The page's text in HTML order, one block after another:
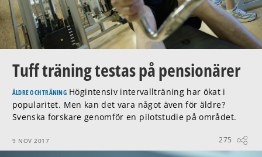
Tuff träning testas på pensionärer
ÄLDRE OCH TRÄNINGHögintensiv intervallträning har ökat i
popularitet. Men kan det vara något även för äldre?
Svenska forskare genomför en pilotstudie på området.
9 NOV 2017 275